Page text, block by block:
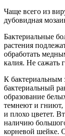
Чаще всего из
дубовидная
Бактериальные
растения
обработать
калия. Не сажать
К бактериальным
бактериальный
образование
темнеют и гниют,
и плохо цветет.
наличию
корневой шейке.